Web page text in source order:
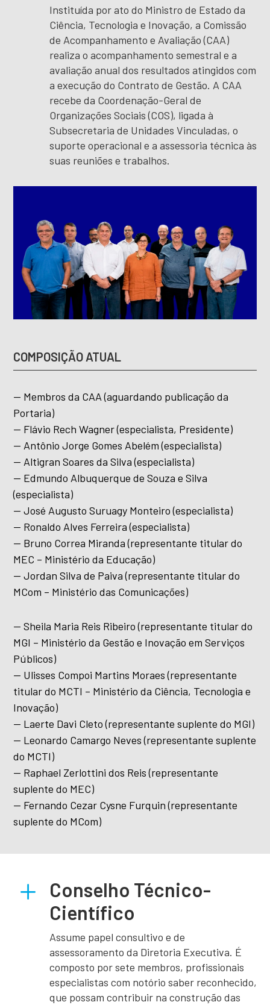
Instituída por ato do Ministro de Estado da
Ciência, Tecnologia e Inovação, a Comissão
de Acompanhamento e Avaliação (CAA)
realiza o acompanhamento semestral e a
avaliação anual dos resultados atingidos com
a execução do Contrato de Gestão. A CAA
recebe da Coordenação-Geral de
Organizações Sociais (COS), ligada à
Subsecretaria de Unidades Vinculadas, o
suporte operacional e a assessoria técnica às
suas reuniões e trabalhos.
COMPOSIÇÃO ATUAL
— Membros da CAA (aguardando publicação da
Portaria)
— Flávio Rech Wagner (especialista, Presidente)
— Antônio Jorge Gomes Abelém (especialista)
— Altigran Soares da Silva (especialista)
— Edmundo Albuquerque de Souza e Silva
(especialista)
— José Augusto Suruagy Monteiro (especialista)
— Ronaldo Alves Ferreira (especialista)
— Bruno Correa Miranda (representante titular do
MEC – Ministério da Educação)
— Jordan Silva de Paiva (representante titular do
MCom – Ministério das Comunicações)
— Sheila Maria Reis Ribeiro (representante titular do
MGI – Ministério da Gestão e Inovação em Serviços
Públicos)
— Ulisses Compoi Martins Moraes (representante
titular do MCTI – Ministério da Ciência, Tecnologia e
Inovação)
— Laerte Davi Cleto (representante suplente do MGI)
— Leonardo Camargo Neves (representante suplente
do MCTI)
— Raphael Zerlottini dos Reis (representante
suplente do MEC)
— Fernando Cezar Cysne Furquin (representante
suplente do MCom)
L
Conselho Técnico-
Científico
Assume papel consultivo e de
assessoramento da Diretoria Executiva. É
composto por sete membros, profissionais
especialistas com notório saber reconhecido,
que possam contribuir na construção das